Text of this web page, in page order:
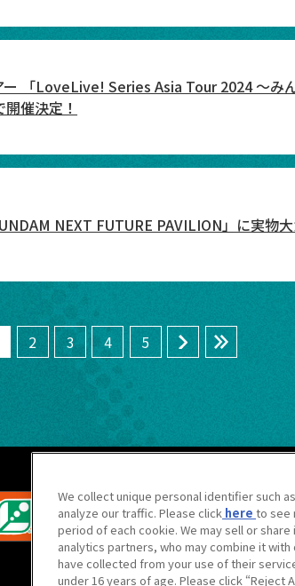
「LoveLive! Series Asia Tour 2024 ～み
催決定！
NEXT FUTURE PAVILION」に実物
2 3 4 5
次のページへ
一番最後のページへ
We collect unique personal identifier such
analyze our traffic. Please click here to see
period of each cookie. We may sell or
analytics partners, who may combine it
have collected from your use of their
under 16 years of age. Please click “Reject